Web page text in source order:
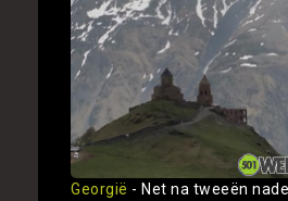
Georgië - Net na tweeën